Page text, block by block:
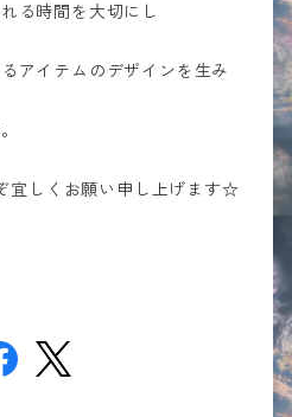
る時間を大切にし
アイテムのデザインを生み
宜しくお願い申し上げます☆